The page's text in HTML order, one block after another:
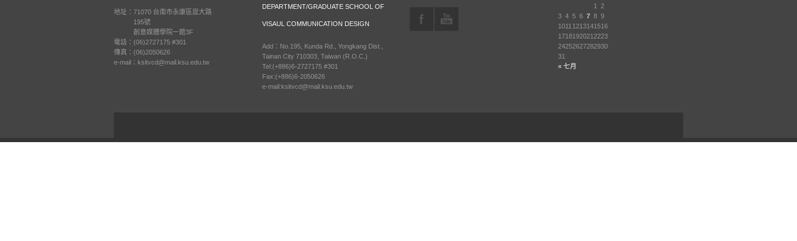
地址：71070 台南市永康區崑大路
195號
創意媒體學院一館3F
電話：(06)2727175 #301
傳真：(06)2050626
e-mail：ksitvcd@mail.ksu.edu.tw
DEPARTMENT/GRADUATE SCHOOL OF
VISAUL COMMUNICATION DESIGN
Add：No.195, Kunda Rd., Yongkang Dist.,
Tainan City 710303, Taiwan (R.O.C.)
Tel:(+886)6-2727175 #301
Fax:(+886)6-2050626
e-mail:ksitvcd@mail.ksu.edu.tw
« 七月
1
2
3 4 5 6 7 8 9
1011 1213141516
1718192021 2223
24252627282930
31